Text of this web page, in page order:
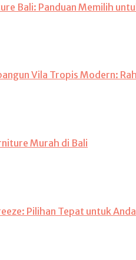
Bali: Panduan Memilih
Vila Tropis Modern:
Murah di Bali
Pilihan Tepat untuk